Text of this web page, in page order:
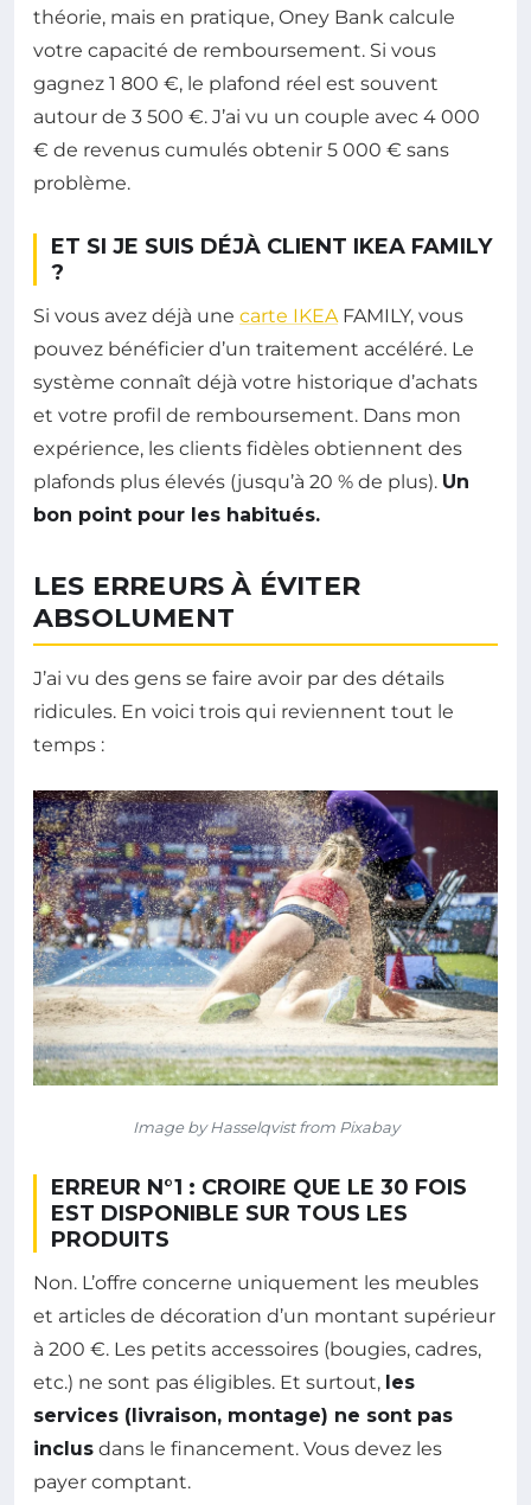
théorie, mais en pratique, Oney Bank calcule
votre capacité de remboursement. Si vous
gagnez 1 800 €, le plafond réel est souvent
autour de 3 500 €. J’ai vu un couple avec 4 000
€ de revenus cumulés obtenir 5 000 € sans
problème.
ET SI JE SUIS DÉJÀ CLIENT IKEA FAMILY
?
Si vous avez déjà une carte IKEAFAMILY, vous
pouvez bénéficier d’un traitement accéléré. Le
système connaît déjà votre historique d’achats
et votre profil de remboursement. Dans mon
expérience, les clients fidèles obtiennent des
plafonds plus élevés (jusqu’à 20 % de plus). Un
bon point pour les habitués.
LES ERREURS À ÉVITER
ABSOLUMENT
J’ai vu des gens se faire avoir par des détails
ridicules. En voici trois qui reviennent tout le
temps :
Image by Hasselqvist from Pixabay
ERREUR N°1 : CROIRE QUE LE 30 FOIS
EST DISPONIBLE SUR TOUS LES
PRODUITS
Non. L’offre concerne uniquement les meubles
et articles de décoration d’un montant supérieur
à 200 €. Les petits accessoires (bougies, cadres,
etc.) ne sont pas éligibles. Et surtout, les
services (livraison, montage) ne sont pas
inclus dans le financement. Vous devez les
payer comptant.